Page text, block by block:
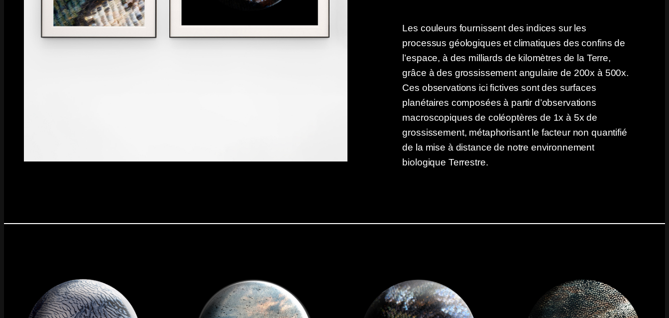
Les couleurs fournissent des indices sur les
processus géologiques et climatiques des confins de
l’espace, à des milliards de kilomètres de la Terre,
grâce à des grossissement angulaire de 200x à 500x.
Ces observations ici fictives sont des surfaces
planétaires composées à partir d’observations
macroscopiques de coléoptères de 1x à 5x de
grossissement, métaphorisant le facteur non quantifié
de la mise à distance de notre environnement
biologique Terrestre.